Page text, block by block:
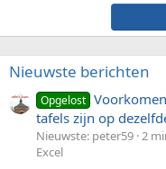
Nieuwste berichten
Opgelost
tafels zijn op
Nieuwste: peter59 2
Excel